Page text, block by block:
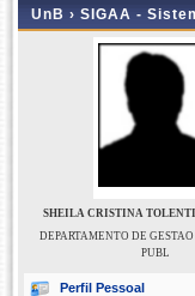
UnB › SIGAA -
SHEILA CRISTINA
DEPARTAMENTO DE
PUBL
Perfil Pessoal